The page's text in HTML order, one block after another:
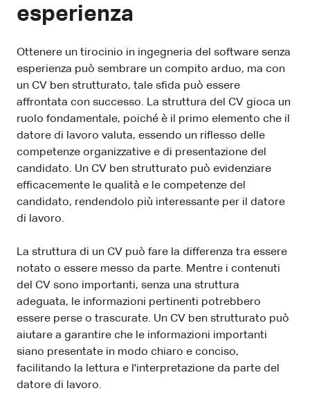
esperienza
Ottenere un tirocinio in ingegneria del software senza
esperienza può sembrare un compito arduo, ma con
un CV ben strutturato, tale sfida può essere
affrontata con successo. La struttura del CV gioca un
ruolo fondamentale, poiché è il primo elemento che il
datore di lavoro valuta, essendo un riflesso delle
competenze organizzative e di presentazione del
candidato. Un CV ben strutturato può evidenziare
efficacemente le qualità e le competenze del
candidato, rendendolo più interessante per il datore
di lavoro.
La struttura di un CV può fare la differenza tra essere
notato o essere messo da parte. Mentre i contenuti
del CV sono importanti, senza una struttura
adeguata, le informazioni pertinenti potrebbero
essere perse o trascurate. Un CV ben strutturato può
aiutare a garantire che le informazioni importanti
siano presentate in modo chiaro e conciso,
facilitando la lettura e l'interpretazione da parte del
datore di lavoro.